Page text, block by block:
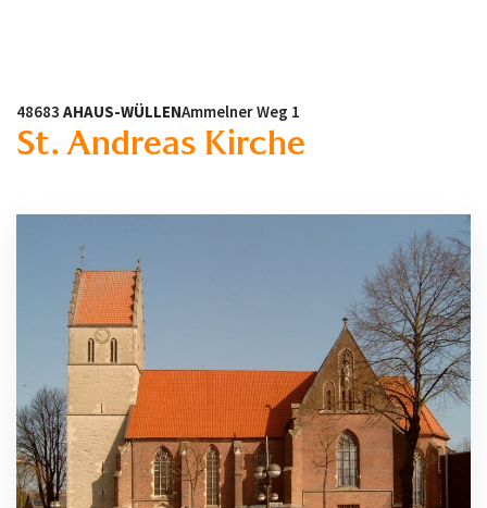
48683 AHAUS-WÜLLENAmmelner Weg 1
St. Andreas Kirche